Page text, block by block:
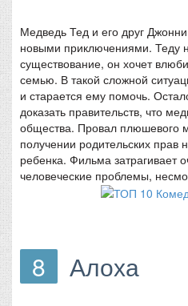
Медведь Тед и его друг
новыми приключениями. Теду
существование, он хочет
семью. В такой сложной
и старается ему помочь.
доказать правительств, что
общества. Провал плюшевого
получении родительских прав
ребенка. Фильма затрагивает
человеческие проблемы,
8 Алоха